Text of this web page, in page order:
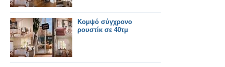
Κομψό σύγχρονο
ρουστίκ σε 40τμ